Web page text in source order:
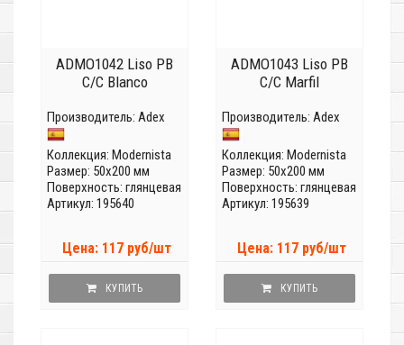
ADMO1042 Liso PB
C/C Blanco
Производитель: Adex
Коллекция: Modernista
Размер: 50x200 мм
Поверхность: глянцевая
Артикул: 195640
Цена: 117 руб/шт
КУПИТЬ
ADMO1043 Liso PB
C/C Marfil
Производитель: Adex
Коллекция: Modernista
Размер: 50x200 мм
Поверхность: глянцевая
Артикул: 195639
Цена: 117 руб/шт
КУПИТЬ